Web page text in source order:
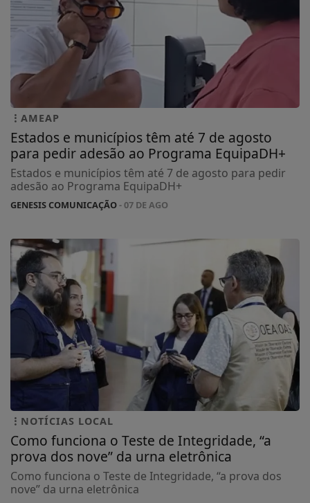
AMEAP
Estados e municípios têm até 7 de agosto
para pedir adesão ao Programa EquipaDH+
Estados e municípios têm até 7 de agosto para pedir
adesão ao Programa EquipaDH+
GENESIS COMUNICAÇÃO- 07 DE AGO
NOTÍCIAS LOCAL
Como funciona o Teste de Integridade, “a
prova dos nove” da urna eletrônica
Como funciona o Teste de Integridade, “a prova dos
nove” da urna eletrônica